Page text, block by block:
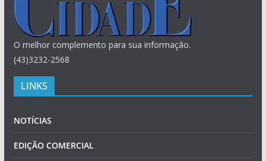
O melhor complemento para sua informação.
(43)3232-2568
LINKS
NOTÍCIAS
EDIÇÃO COMERCIAL